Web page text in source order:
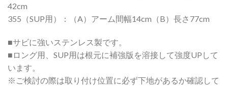
42cm
355（SUP用）：（A）アーム間幅14cm（B）長さ77cm
■サビに強いステンレス製です。
■ロング用、SUP用は根元に補強版を溶接して強度UPして
います。
※ご検討の際は取り付け位置に必ず下地があるか確認して